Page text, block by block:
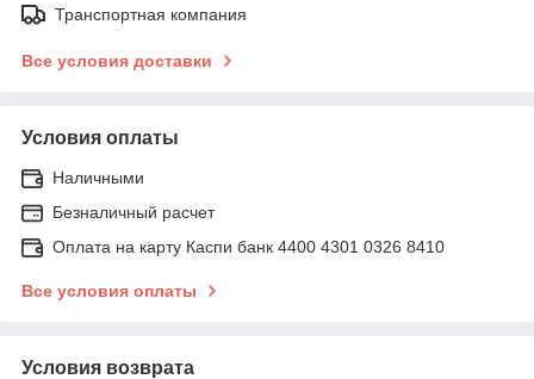
Транспортная компания
Все условия доставки
Условия оплаты
Наличными
Безналичный расчет
Оплата на карту Каспи банк 4400 4301 0326 8410
Все условия оплаты
Условия возврата